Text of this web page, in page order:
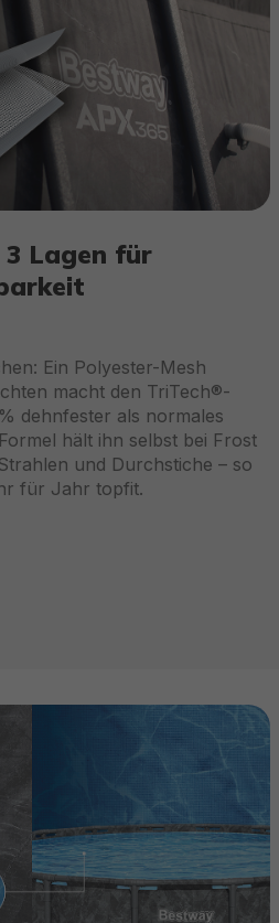
3 Lagen für
Ein Polyester-Mesh
macht den TriTech®-
dehnfester als normales
hält ihn selbst bei Frost
und Durchstiche – so
für Jahr topfit.